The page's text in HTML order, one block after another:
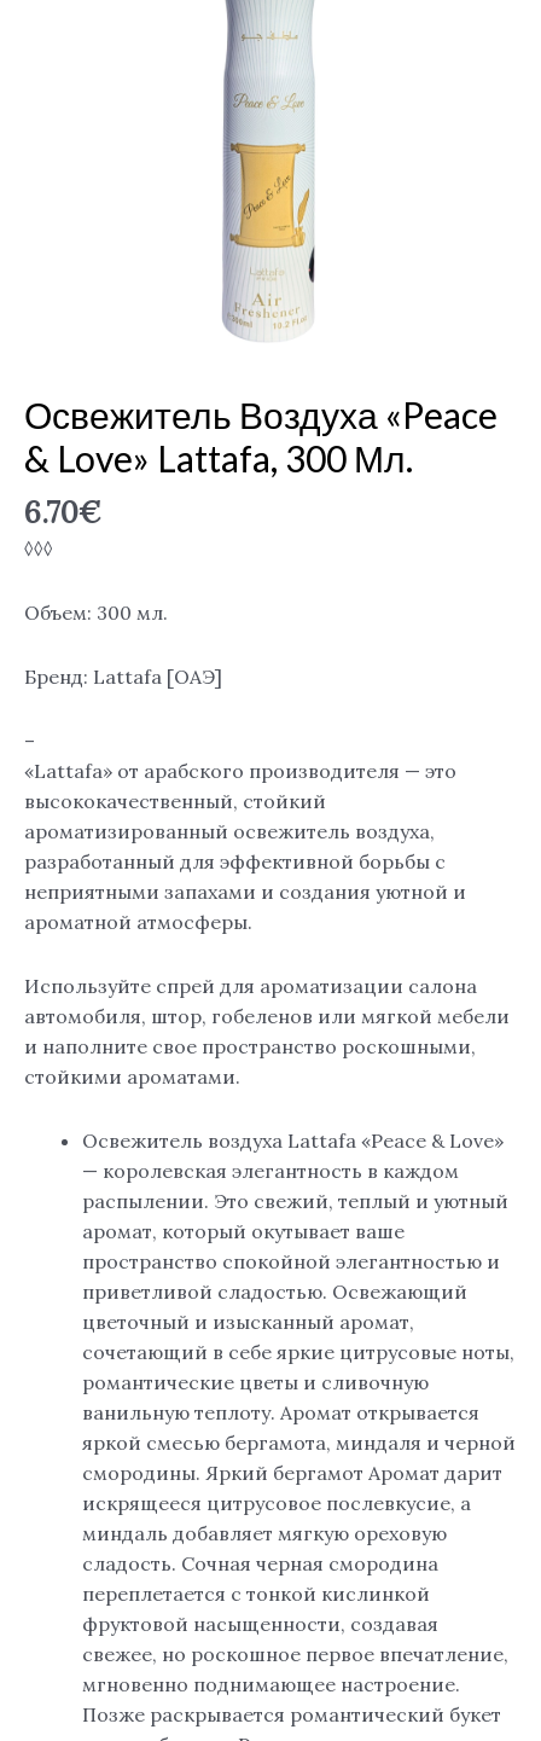
Освежитель Воздуха «Peace
& Love» Lattafa, 300 Мл.
6.70€
◊◊◊
Объем: 300 мл.
Бренд: Lattafa [ОАЭ]
–
«Lattafa» от арабского производителя — это
высококачественный, стойкий
ароматизированный освежитель воздуха,
разработанный для эффективной борьбы с
неприятными запахами и создания уютной и
ароматной атмосферы.
Используйте спрей для ароматизации салона
автомобиля, штор, гобеленов или мягкой мебели
и наполните свое пространство роскошными,
стойкими ароматами.
Освежитель воздуха Lattafa «Peace & Love»
— королевская элегантность в каждом
распылении. Это свежий, теплый и уютный
аромат, который окутывает ваше
пространство спокойной элегантностью и
приветливой сладостью. Освежающий
цветочный и изысканный аромат,
сочетающий в себе яркие цитрусовые ноты,
романтические цветы и сливочную
ванильную теплоту. Аромат открывается
яркой смесью бергамота, миндаля и черной
смородины. Яркий бергамот Аромат дарит
искрящееся цитрусовое послевкусие, а
миндаль добавляет мягкую ореховую
сладость. Сочная черная смородина
переплетается с тонкой кислинкой
фруктовой насыщенности, создавая
свежее, но роскошное первое впечатление,
мгновенно поднимающее настроение.
Позже раскрывается романтический букет